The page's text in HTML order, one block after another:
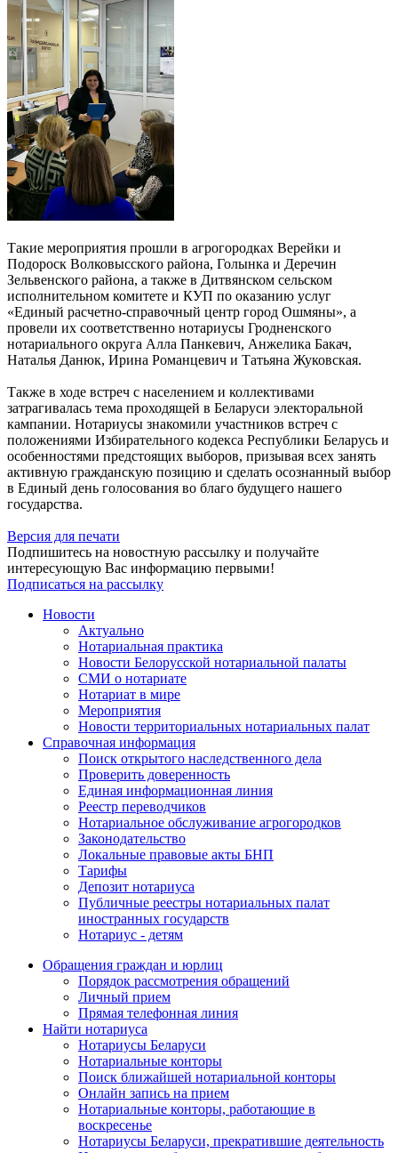
Такие мероприятия прошли в агрогородках Верейки и
Подороск Волковысского района, Голынка и Деречин
Зельвенского района, а также в Дитвянском сельском
исполнительном комитете и КУП по оказанию услуг
«Единый расчетно-справочный центр город Ошмяны», а
провели их соответственно нотариусы Гродненского
нотариального округа Алла Панкевич, Анжелика Бакач,
Наталья Данюк, Ирина Романцевич и Татьяна Жуковская.
Также в ходе встреч с населением и коллективами
затрагивалась тема проходящей в Беларуси электоральной
кампании. Нотариусы знакомили участников встреч с
положениями Избирательного кодекса Республики Беларусь и
особенностями предстоящих выборов, призывая всех занять
активную гражданскую позицию и сделать осознанный выбор
в Единый день голосования во благо будущего нашего
государства.
Версия для печати
Подпишитесь на новостную рассылку и получайте
интересующую Вас информацию первыми!
Подписаться на рассылку
Новости
Актуально
Нотариальная практика
Новости Белорусской нотариальной палаты
СМИ о нотариате
Нотариат в мире
Мероприятия
Новости территориальных нотариальных палат
Справочная информация
Поиск открытого наследственного дела
Проверить доверенность
Единая информационная линия
Реестр переводчиков
Нотариальное обслуживание агрогородков
Законодательство
Локальные правовые акты БНП
Тарифы
Депозит нотариуса
Публичные реестры нотариальных палат
иностранных государств
Нотариус - детям
Обращения граждан и юрлиц
Порядок рассмотрения обращений
Личный прием
Прямая телефонная линия
Найти нотариуса
Нотариусы Беларуси
Нотариальные конторы
Поиск ближайшей нотариальной конторы
Онлайн запись на прием
Нотариальные конторы, работающие в
воскресенье
Нотариусы Беларуси, прекратившие деятельность